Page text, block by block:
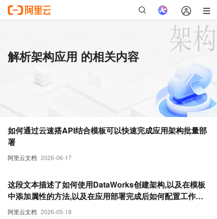
解析架构应用 的相关内容
阿里云文档 2026-06-17
如何通过云速搭API结合模板可以快速完成应用架构批量部
署
阿里云文档 2026-05-18
这段文本描述了如何使用DataWorks创建架构,以及在模板
中添加属性的方法,以及在应用部署完成后如何配置工作空
间等子资源